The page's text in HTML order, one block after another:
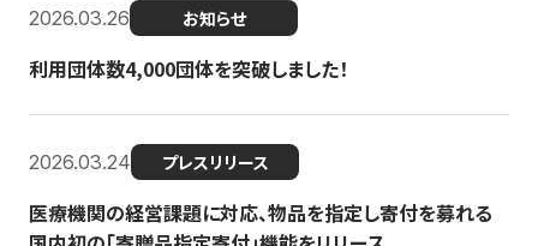
2026.03.26 お知らせ
利用団体数4,000団体を突破しました！
2026.03.24 プレスリリース
医療機関の経営課題に対応、物品を指定し寄付を募れる